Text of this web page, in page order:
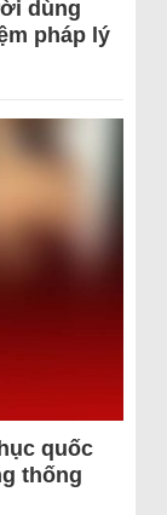
dùng
pháp lý
quốc
thống